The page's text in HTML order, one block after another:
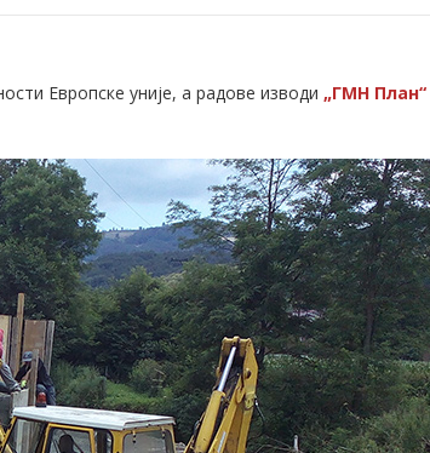
Европске уније, а радове изводи „ГМН План“